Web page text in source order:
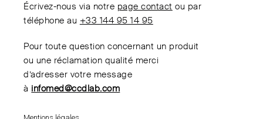
Écrivez-nous via notre page contact ou par
téléphone au +33 144 95 14 95
Pour toute question concernant un produit
ou une réclamation qualité merci
d’adresser votre message
à infomed@ccdlab.com